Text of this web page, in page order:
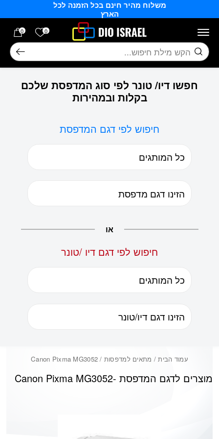
משלוח מהיר חינם בכל הזמנה לכל
הארץ
0 הרשימה
0
חיפוש
חפשו דיו/ טונר לפי סוג המדפסת שלכם
בקלות ובמהירות
חיפוש לפי דגם המדפסת
או
חיפוש לפי דגם דיו /טונר
עמוד הבית/ מתאים למדפסות / Canon Pixma MG3052
Canon Pixma MG3052מוצרים לדגם המדפסת -